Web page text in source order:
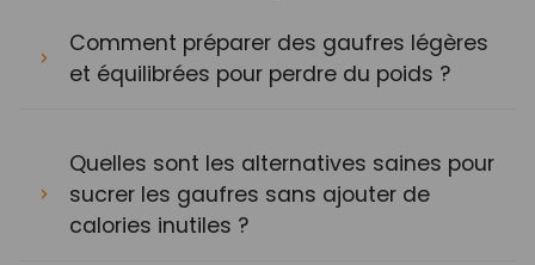
Comment préparer des gaufres légères
et équilibrées pour perdre du poids ?
Quelles sont les alternatives saines pour
sucrer les gaufres sans ajouter de
calories inutiles ?